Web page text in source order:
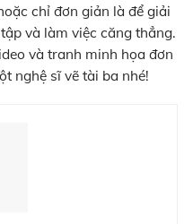
chỉ đơn giản là để giải
và làm việc căng thẳng.
và tranh minh họa đơn
nghệ sĩ vẽ tài ba nhé!